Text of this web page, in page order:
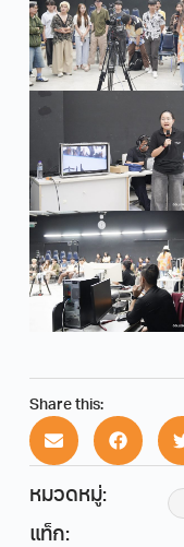
Share this:
หมวดหมู่:
แท็ก: